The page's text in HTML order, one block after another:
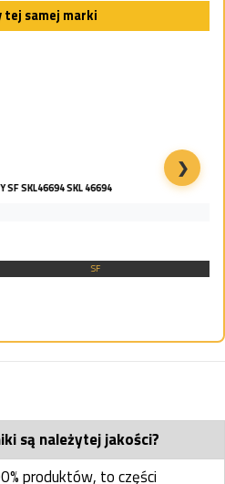
samej marki
46694
❯
są należytej jakości?
produktów, to części